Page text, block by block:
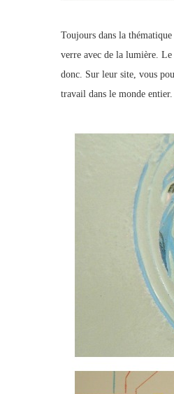
Toujours dans la
verre avec de la lumière.
donc. Sur leur site, vous
travail dans le monde entier.